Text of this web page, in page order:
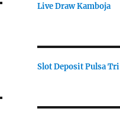
Live Draw Kamboja
Slot Deposit Pulsa Tri